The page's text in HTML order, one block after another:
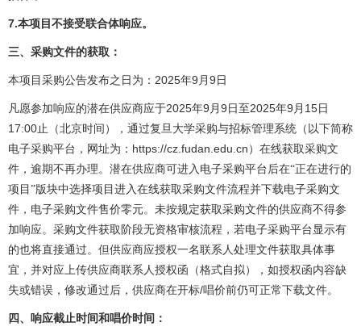
7.本项目不接受联合体响应。
三、采购文件的获取：
本项目采购公告发布之日为： 2025年9 月 9 日
凡愿参加响应的潜在供应商应于2025年9 月 9 日至 2025年9 月 15 日
17:00止（北京时间），通过复旦大学采购与招标管理系统（以下简称
电子采购平台，网址为： https://cz.fudan.edu.cn ）在线获取采购文
件，逾期不再办理。潜在供应商可进入电子采购平台后在“正在进行的
项目”版块中选择项目进入在线获取采购文件流程并下载电子采购文
件，电子采购文件售价零元。未按规定获取采购文件的供应商不得参
加响应。 采购文件获取阶段无资格审核流程，若电子采购平台显示有
的也将直接通过。 但供应商应授权一名联系人处理文件获取具体事
宜，并对应上传供应商联系人授权函（格式自拟），如授权函内容缺
失或错误，修改通过后，供应商在开标/唱价前仍可正常下载文件。
四、响应截止时间和唱价时间：